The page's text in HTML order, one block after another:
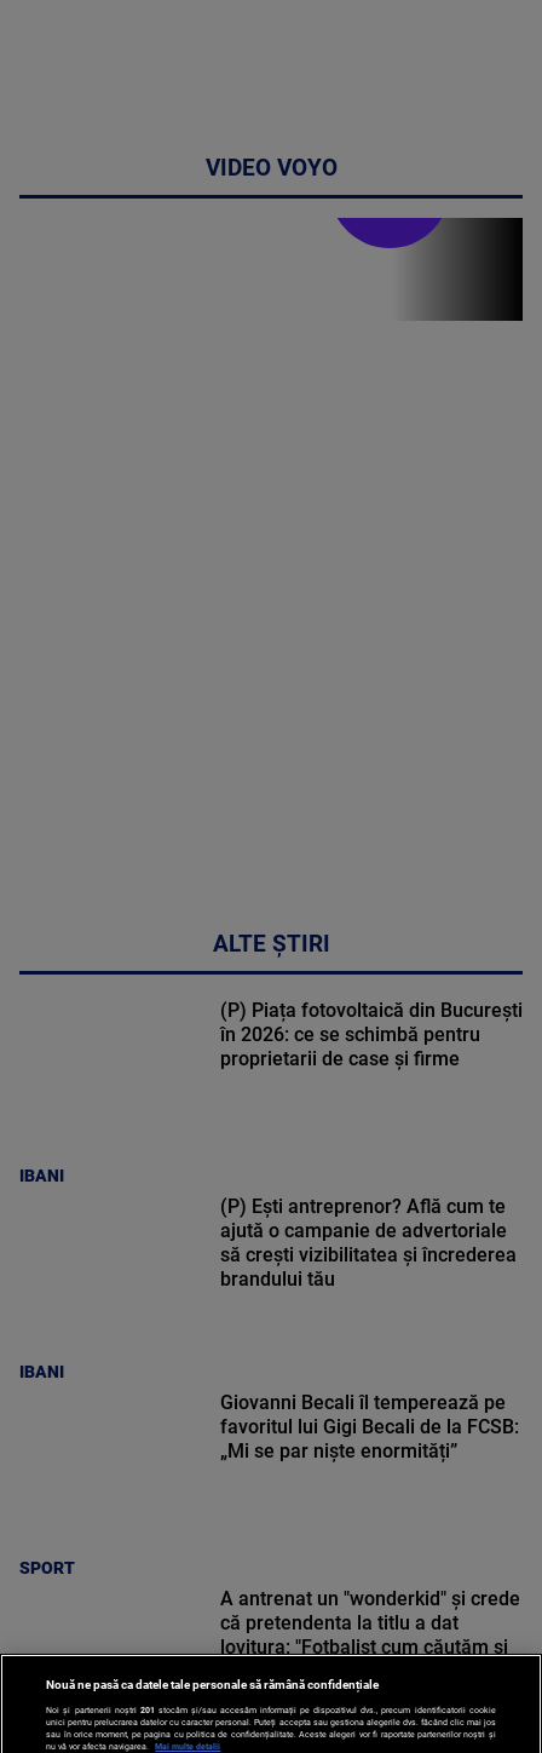
VIDEO VOYO
ALTE ȘTIRI
IBANI
(P) Piața fotovoltaică din București
în 2026: ce se schimbă pentru
proprietarii de case și firme
IBANI
(P) Ești antreprenor? Află cum te
ajută o campanie de advertoriale
să crești vizibilitatea și încrederea
brandului tău
SPORT
Giovanni Becali îl temperează pe
favoritul lui Gigi Becali de la FCSB:
„Mi se par niște enormități”
A antrenat un "wonderkid" și crede
că pretendenta la titlu a dat
lovitura: "Fotbalist cum căutăm și
Nouă ne pasă ca datele tale personale să rămână confidențiale
Noi și partenerii noștri 201 stocăm și/sau accesăm informații pe dispozitivul dvs., precum identificatorii cookie
unici pentru prelucrarea datelor cu caracter personal. Puteți accepta sau gestiona alegerile dvs. făcând clic mai jos
sau în orice moment, pe pagina cu politica de confidențialitate. Aceste alegeri vor fi raportate partenerilor noștri și
nu vă vor afecta navigarea.
Mai multe detalii